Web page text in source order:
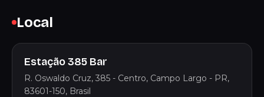
Local
Estação 385 Bar
R. Oswaldo Cruz, 385 - Centro, Campo Largo - PR,
83601-150, Brasil